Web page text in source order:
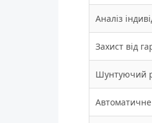
Аналіз
Захист від
Шунтуючий